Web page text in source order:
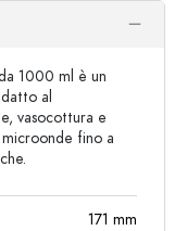
1000 ml è un
al
vasocottura e
fino a
171 mm